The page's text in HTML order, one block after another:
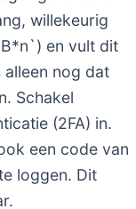
willekeurig
en vult dit
nog dat
Schakel
(2FA) in.
een code van
loggen. Dit